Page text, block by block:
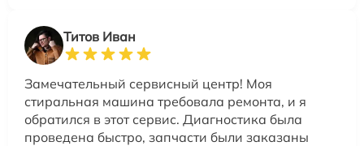
Титов Иван
Замечательный сервисный центр! Моя
стиральная машина требовала ремонта, и я
обратился в этот сервис. Диагностика была
проведена быстро, запчасти были заказаны